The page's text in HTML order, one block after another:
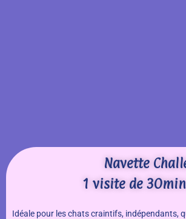
Navette
1 visite de
Idéale pour les chats craintifs, indépendants,